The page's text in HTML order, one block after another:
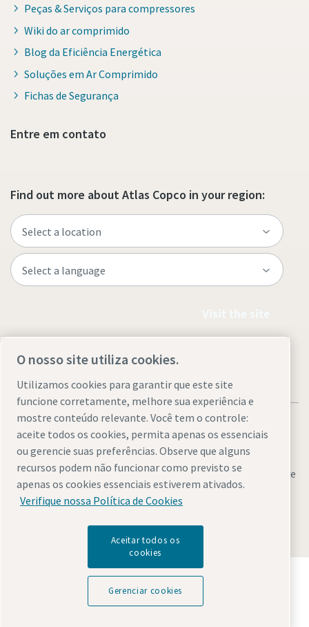
Peças & Serviços para compressores
Wiki do ar comprimido
Blog da Eficiência Energética
Soluções em Ar Comprimido
Fichas de Segurança
Entre em contato
Find out more about Atlas Copco in your region:
Avisos legais e de privacidadeGerenciar cookies Acessibilidade
Mapa do site
© 2026 Atlas Copco AB
Descubra como o Atlas Copco Group permite uma
tecnologia que transforma o futuro.
Visite o website do Atlas Copco Group
O nosso site utiliza cookies.
Utilizamos cookies para garantir que este site
funcione corretamente, melhore sua experiência e
mostre conteúdo relevante. Você tem o controle:
aceite todos os cookies, permita apenas os essenciais
ou gerencie suas preferências. Observe que alguns
recursos podem não funcionar como previsto se
apenas os cookies essenciais estiverem ativados.
Verifique nossa Política de Cookies
Aceitar todos os
cookies
Gerenciar cookies